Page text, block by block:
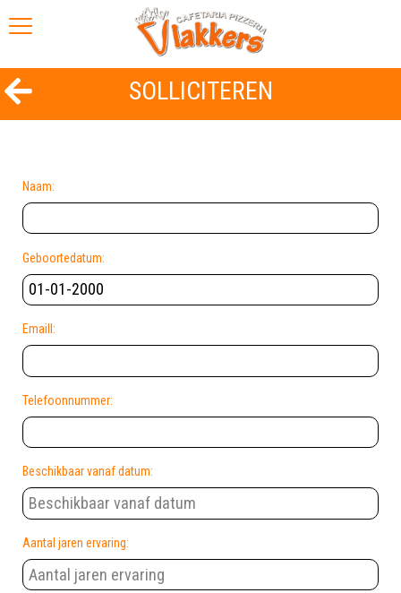
SOLLICITEREN
Naam:
Geboortedatum:
Emaill:
Telefoonnummer:
Beschikbaar vanaf datum:
Aantal jaren ervaring: